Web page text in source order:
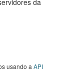
da
usando a API